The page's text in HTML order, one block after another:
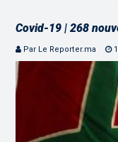
Covid-19 | 268
Par Le Reporter.ma